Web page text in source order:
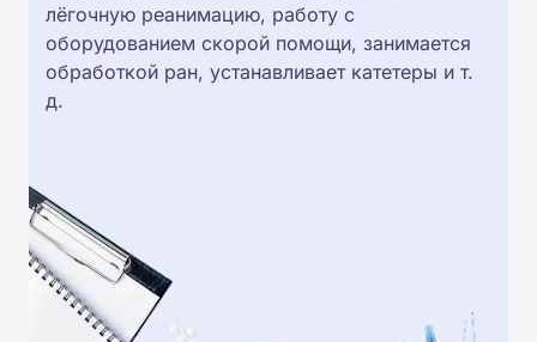
лёгочную реанимацию, работу с
оборудованием скорой помощи, занимается
обработкой ран, устанавливает катетеры и т.
д.